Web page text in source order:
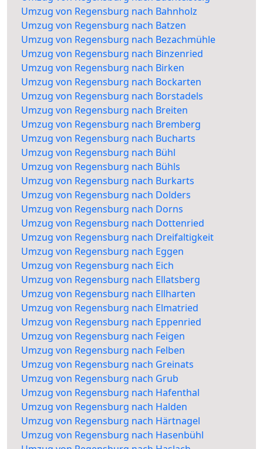
Umzug von Regensburg nach Bahnholz
Umzug von Regensburg nach Batzen
Umzug von Regensburg nach Bezachmühle
Umzug von Regensburg nach Binzenried
Umzug von Regensburg nach Birken
Umzug von Regensburg nach Bockarten
Umzug von Regensburg nach Borstadels
Umzug von Regensburg nach Breiten
Umzug von Regensburg nach Bremberg
Umzug von Regensburg nach Bucharts
Umzug von Regensburg nach Bühl
Umzug von Regensburg nach Bühls
Umzug von Regensburg nach Burkarts
Umzug von Regensburg nach Dolders
Umzug von Regensburg nach Dorns
Umzug von Regensburg nach Dottenried
Umzug von Regensburg nach Dreifaltigkeit
Umzug von Regensburg nach Eggen
Umzug von Regensburg nach Eich
Umzug von Regensburg nach Ellatsberg
Umzug von Regensburg nach Ellharten
Umzug von Regensburg nach Elmatried
Umzug von Regensburg nach Eppenried
Umzug von Regensburg nach Feigen
Umzug von Regensburg nach Felben
Umzug von Regensburg nach Greinats
Umzug von Regensburg nach Grub
Umzug von Regensburg nach Hafenthal
Umzug von Regensburg nach Halden
Umzug von Regensburg nach Härtnagel
Umzug von Regensburg nach Hasenbühl